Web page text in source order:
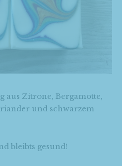
aus Zitrone, Bergamotte,
und schwarzem
bleibts gesund!